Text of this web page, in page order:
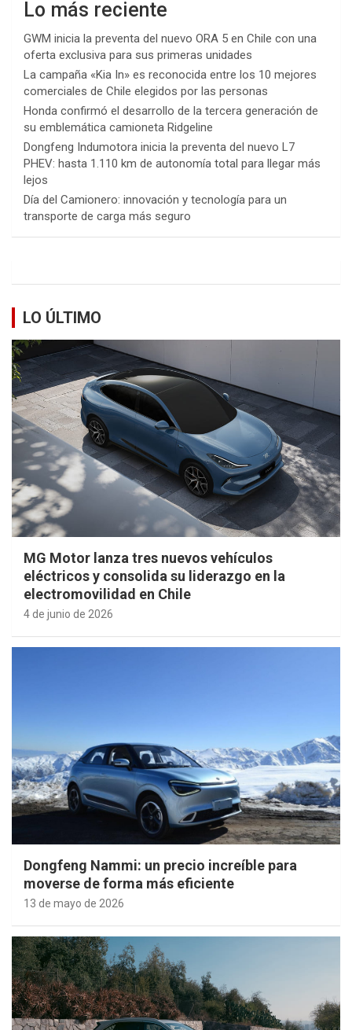
Lo más reciente
GWM inicia la preventa del nuevo ORA 5 en Chile con una
oferta exclusiva para sus primeras unidades
La campaña «Kia In» es reconocida entre los 10 mejores
comerciales de Chile elegidos por las personas
Honda confirmó el desarrollo de la tercera generación de
su emblemática camioneta Ridgeline
Dongfeng Indumotora inicia la preventa del nuevo L7
PHEV: hasta 1.110 km de autonomía total para llegar más
lejos
Día del Camionero: innovación y tecnología para un
transporte de carga más seguro
LO ÚLTIMO
MG Motor lanza tres nuevos vehículos
eléctricos y consolida su liderazgo en la
electromovilidad en Chile
4 de junio de 2026
Dongfeng Nammi: un precio increíble para
moverse de forma más eficiente
13 de mayo de 2026